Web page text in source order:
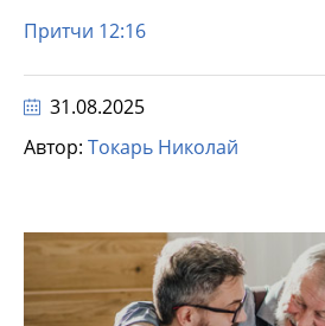
Притчи 12:16
31.08.2025
Автор: Токарь Николай